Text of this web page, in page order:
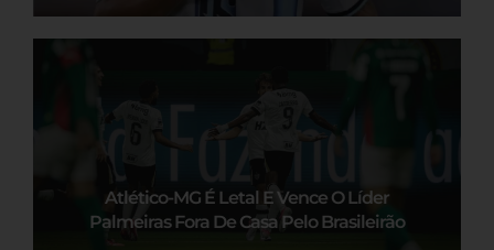
Atlético-MG É Letal E Vence O Líder
Palmeiras Fora De Casa Pelo Brasileirão